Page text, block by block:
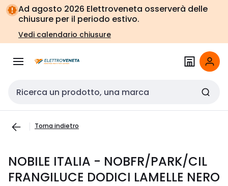
Vai alla
navigazione
Vai
alla
pagina
Ad agosto 2026 Elettroveneta osserverà delle
chiusure per il periodo estivo.
Vedi calendario chiusure
Cerca input
Torna indietro
NOBILE ITALIA - NOBFR/PARK/CIL
FRANGILUCE DODICI LAMELLE NERO